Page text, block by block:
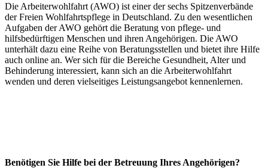
Die Arbeiterwohlfahrt (AWO) ist einer der sechs Spitzenverbände
der Freien Wohlfahrtspflege in Deutschland. Zu den wesentlichen
Aufgaben der AWO gehört die Beratung von pflege- und
hilfsbedürftigen Menschen und ihren Angehörigen. Die AWO
unterhält dazu eine Reihe von Beratungsstellen und bietet ihre Hilfe
auch online an. Wer sich für die Bereiche Gesundheit, Alter und
Behinderung interessiert, kann sich an die Arbeiterwohlfahrt
wenden und deren vielseitiges Leistungsangebot kennenlernen.
Benötigen Sie Hilfe bei der Betreuung Ihres Angehörigen?